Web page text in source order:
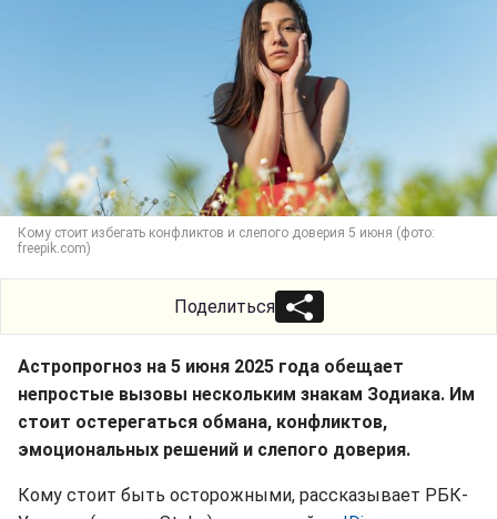
Кому стоит избегать конфликтов и слепого доверия 5 июня (фото:
freepik.com)
Поделиться
Астропрогноз на 5 июня 2025 года обещает
непростые вызовы нескольким знакам Зодиака. Им
стоит остерегаться обмана, конфликтов,
эмоциональных решений и слепого доверия.
Кому стоит быть осторожными, рассказывает РБК-